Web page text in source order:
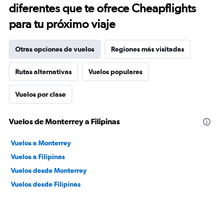
diferentes que te ofrece Cheapflights
para tu próximo viaje
Otras opciones de vuelos Regiones más visitadas
Rutas alternativas Vuelos populares
Vuelos por clase
Vuelos de Monterrey a Filipinas
Vuelos a Monterrey
Vuelos a Filipinas
Vuelos desde Monterrey
Vuelos desde Filipinas